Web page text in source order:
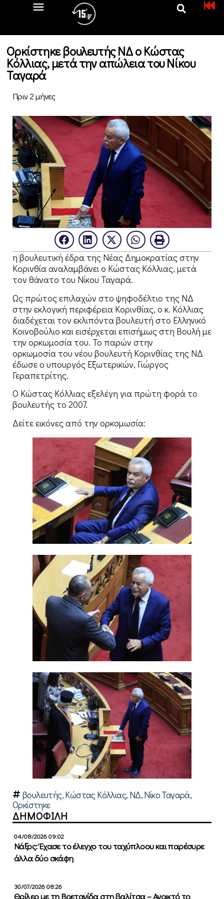
Ορκίστηκε βουλευτής ΝΔ ο Κώστας
Κόλλιας, μετά την απώλεια του Νίκου
Ταγαρά
Πριν 2 μήνες
η βουλευτική έδρα της Νέας Δημοκρατίας στην
Κορινθία αναλαμβάνει ο Κώστας Κόλλιας, μετά
τον θάνατο του Νίκου Ταγαρά.
Ως πρώτος επιλαχών στο ψηφοδέλτιο της ΝΔ
στην εκλογική περιφέρεια Κορινθίας, ο κ. Κόλλιας
διαδέχεται τον εκλιπόντα βουλευτή στο Ελληνικό
Κοινοβούλιο και εισέρχεται επισήμως στη Βουλή με
την ορκωμοσία του. Το παρών στην
ορκωμοσία του νέου βουλευτή Κορινθίας της ΝΔ
έδωσε ο υπουργός Εξωτερικών, Γιώργος
Γεραπετρίτης.
Ο Κώστας Κόλλιας εξελέγη για πρώτη φορά το
βουλευτής το 2007.
Δείτε εικόνες από την ορκομωσία:
βουλευτής,Κώστας Κόλλιας, ΝΔ,Νίκο Ταγαρά,
Ορκίστηκε
ΔΗΜΟΦΙΛΗ
04/08/2026 09:02
Νάξος: Έχασε το έλεγχο του ταχύπλοου και παρέσυρε
άλλα δύο σκάφη
30/07/2026 08:26
Θρίλερ με τη Βρετανίδα στη βαλίτσα – Ανοικτό το